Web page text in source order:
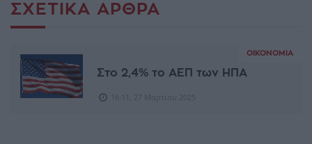
ΣΧΕΤΙΚΆ ΆΡΘΡΑ
ΟΙΚΟΝΟΜΊΑ
Στο 2,4% το ΑΕΠ των ΗΠΑ